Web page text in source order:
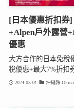
[日本優惠折扣券
+Alpen戶外露營
優惠
大方合作的日本免稅
稅優惠+最大7%折扣
2024-05-01 沖繩縣